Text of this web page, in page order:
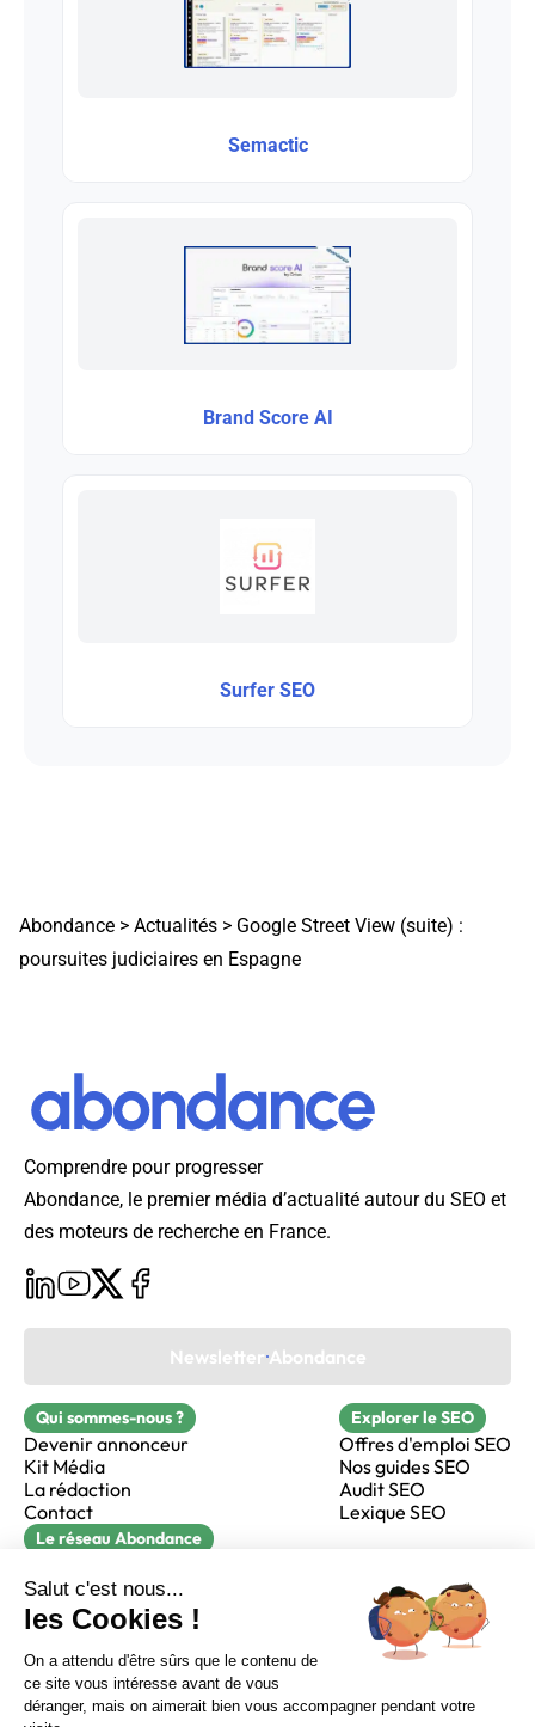
Sur LinkedIn Sur Youtube
Semactic
Brand Score AI
Surfer SEO
Abondance > Actualités > Google Street View (suite) :
poursuites judiciaires en Espagne
Comprendre pour progresser
Abondance, le premier média d’actualité autour du SEO et
des moteurs de recherche en France.
Newsletter Abondance
Qui sommes-nous ?
Devenir annonceur
Kit Média
La rédaction
Contact
Explorer le SEO
Offres d'emploi SEO
Nos guides SEO
Audit SEO
Lexique SEO
Le réseau Abondance
Réacteur
alfie formation